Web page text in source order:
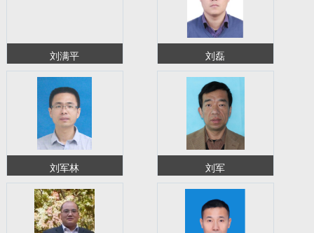
刘满平 刘磊
刘军林 刘军